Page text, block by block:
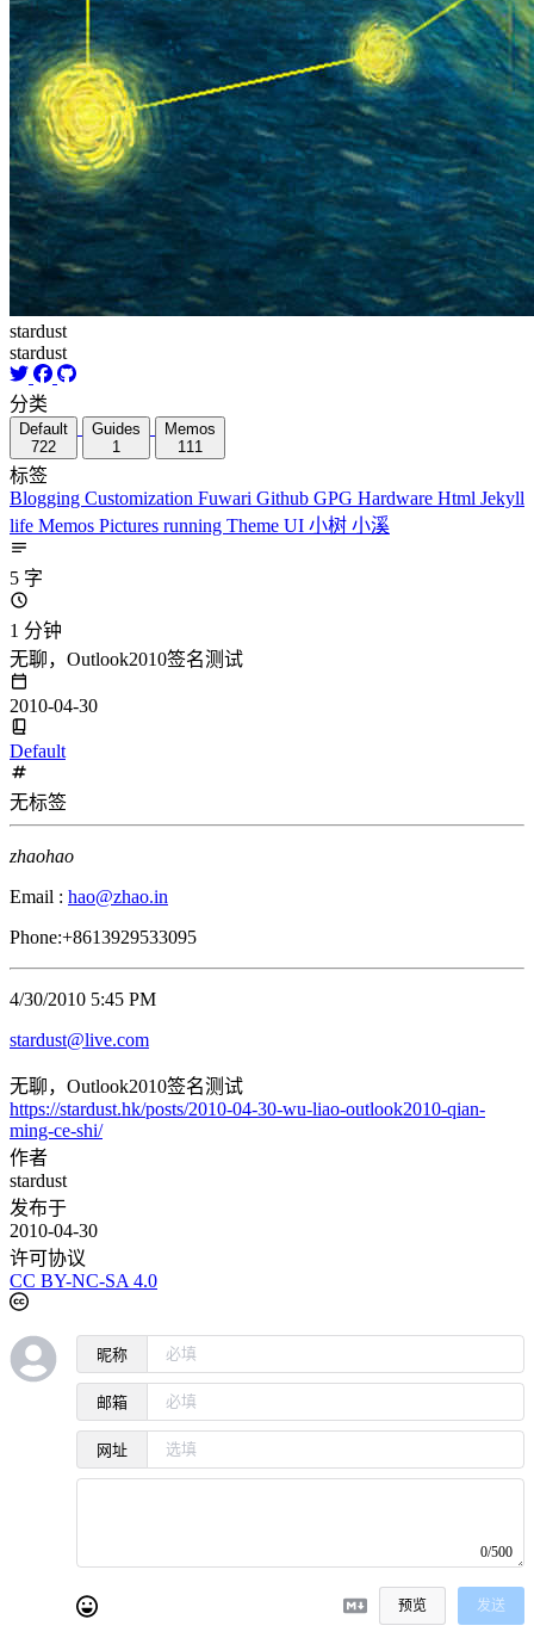
stardust
stardust
分类
Default
722
Guides
1
Memos
111
标签
Blogging Customization Fuwari Github GPG Hardware Html Jekyll
life Memos Pictures running Theme UI 小树 小溪
5 字
1 分钟
无聊，Outlook2010签名测试
2010-04-30
Default
无标签
zhaohao
Email : hao@zhao.in
Phone:+8613929533095
4/30/2010 5:45 PM
stardust@live.com
无聊，Outlook2010签名测试
https://stardust.hk/posts/2010-04-30-wu-liao-outlook2010-qian-
ming-ce-shi/
作者
stardust
发布于
2010-04-30
许可协议
CC BY-NC-SA 4.0
昵称
邮箱
网址
0/500
预览 发送